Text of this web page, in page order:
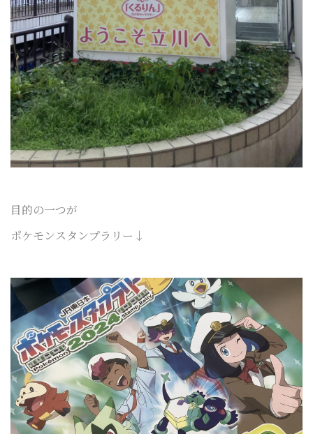
目的の一つが
ポケモンスタンプラリー↓